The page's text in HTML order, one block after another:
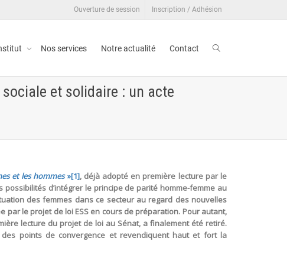
Ouverture de session Inscription / Adhésion
Nos services Notre actualité Contact
et solidaire : un acte
et les hommes»[1], déjà adopté en première lecture par le
possibilités d’intégrer le principe de parité homme-femme au
des femmes dans ce secteur au regard des nouvelles
le projet de loi ESS en cours de préparation. Pour autant,
lecture du projet de loi au Sénat, a finalement été retiré.
des points de convergence et revendiquent haut et fort la